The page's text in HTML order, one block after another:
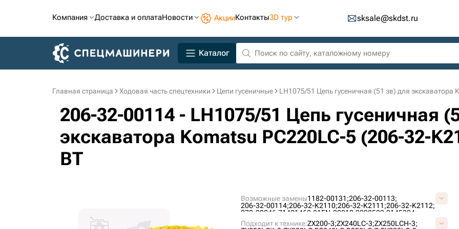
Компания Доставка и оплатаНовости АкцииКонтакты3D тур sksale@skdst.ru
Каталог
Главная страница Ходовая часть спецтехники Цепи гусеничные LH1075/51 Цепь гусеничная (51 зв) для
206-32-00114 - LH1075/51 Цепь гусеничная
экскаватора Komatsu PC220LC-5 (206-32-
BT
Возможные замены1182-00131;206-32-00113;
206-32-00114;206-32-K2110;206-32-K2111;206-32-K2112;
272-00046;71401460;81EN-20010;9098529;9145324;
9181001;
AT154855;AT186160; AT217896;
AT219479;E02GUC087;E15698B1M00051;
Подходит к технике:ZX200-3;ZX240LC-3;ZX250LCH-3;